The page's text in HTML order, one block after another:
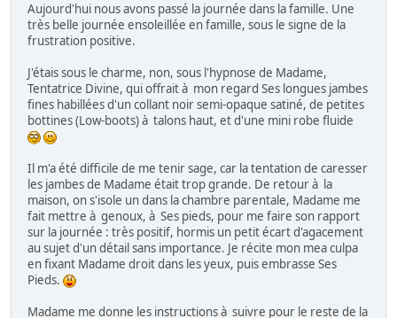
Aujourd'hui nous avons passé la journée dans la famille. Une
très belle journée ensoleillée en famille, sous le signe de la
frustration positive.
J'étais sous le charme, non, sous l'hypnose de Madame,
Tentatrice Divine, qui offrait à mon regard Ses longues jambes
fines habillées d'un collant noir semi-opaque satiné, de petites
bottines (Low-boots) à talons haut, et d'une mini robe fluide
Il m'a été difficile de me tenir sage, car la tentation de caresser
les jambes de Madame était trop grande. De retour à la
maison, on s'isole un dans la chambre parentale, Madame me
fait mettre à genoux, à Ses pieds, pour me faire son rapport
sur la journée : très positif, hormis un petit écart d'agacement
au sujet d'un détail sans importance. Je récite mon mea culpa
en fixant Madame droit dans les yeux, puis embrasse Ses
Pieds.
Madame me donne les instructions à suivre pour le reste de la